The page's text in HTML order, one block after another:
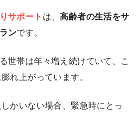
サポート は、高齢者の生活をサ
ンです。
世帯は年々増え続けていて、こ
れ上がっています。
かいない場合、緊急時にとっ